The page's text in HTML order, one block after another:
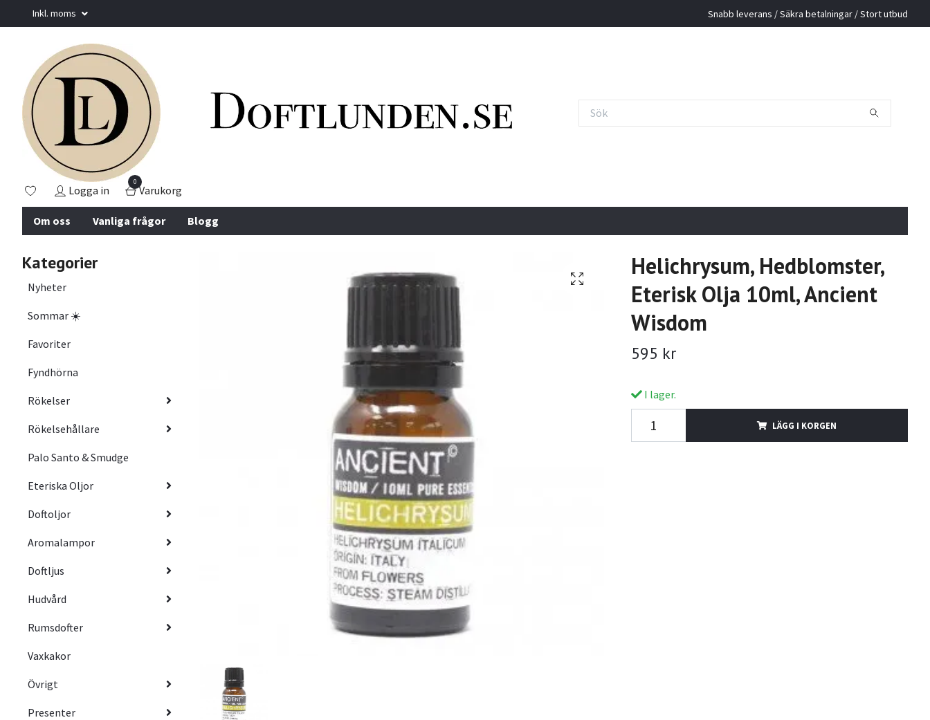
Inkl. moms Snabb leverans / Säkra betalningar / Stort utbud
Logga in
0
Varukorg
Om oss Vanliga frågor Blogg
Kategorier
Nyheter
Sommar ☀️
Favoriter
Fyndhörna
Rökelser
Rökelsehållare
Palo Santo & Smudge
Eteriska Oljor
Doftoljor
Aromalampor
Doftljus
Hudvård
Rumsdofter
Vaxkakor
Övrigt
Presenter
Helichrysum, Hedblomster,
Eterisk Olja 10ml, Ancient
Wisdom
595 kr
I lager.
LÄGG I KORGEN